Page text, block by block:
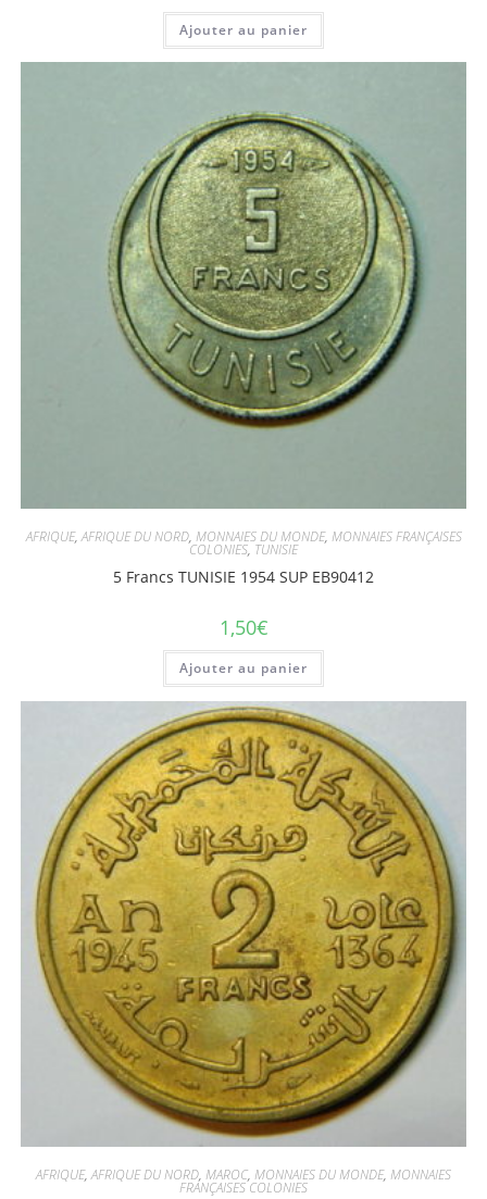
Ajouter au panier
AFRIQUE,AFRIQUE DU NORD, MONNAIES DU MONDE, MONNAIES FRANÇAISES
COLONIES, TUNISIE
5 Francs TUNISIE 1954 SUP EB90412
1,50€
Ajouter au panier
AFRIQUE,AFRIQUE DU NORD, MAROC, MONNAIES DU MONDE, MONNAIES
FRANÇAISES COLONIES